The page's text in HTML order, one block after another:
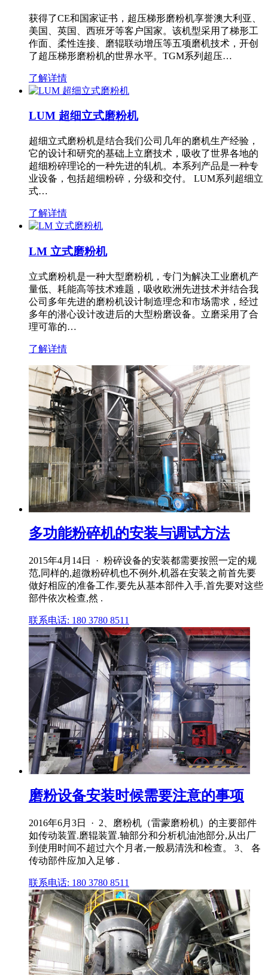
获得了CE和国家证书，超压梯形磨粉机享誉澳大利亚、
美国、英国、西班牙等客户国家。该机型采用了梯形工
作面、柔性连接、磨辊联动增压等五项磨机技术，开创
了超压梯形磨粉机的世界水平。TGM系列超压…
了解详情
LUM 超细立式磨粉机
超细立式磨粉机是结合我们公司几年的磨机生产经验，
它的设计和研究的基础上立磨技术，吸收了世界各地的
超细粉碎理论的一种先进的轧机。本系列产品是一种专
业设备，包括超细粉碎，分级和交付。 LUM系列超细立
式…
了解详情
LM 立式磨粉机
立式磨粉机是一种大型磨粉机，专门为解决工业磨机产
量低、耗能高等技术难题，吸收欧洲先进技术并结合我
公司多年先进的磨粉机设计制造理念和市场需求，经过
多年的潜心设计改进后的大型粉磨设备。立磨采用了合
理可靠的…
了解详情
多功能粉碎机的安装与调试方法
2015年4月14日 · 粉碎设备的安装都需要按照一定的规
范,同样的,超微粉碎机也不例外,机器在安装之前首先要
做好相应的准备工作,要先从基本部件入手,首先要对这些
部件依次检查,然 .
联系电话: 180 3780 8511
磨粉设备安装时候需要注意的事项
2016年6月3日 · 2、磨粉机（雷蒙磨粉机）的主要部件
如传动装置.磨辊装置.轴部分和分析机油池部分,从出厂
到使用时间不超过六个月者,一般易清洗和检查。 3、 各
传动部件应加入足够 .
联系电话: 180 3780 8511